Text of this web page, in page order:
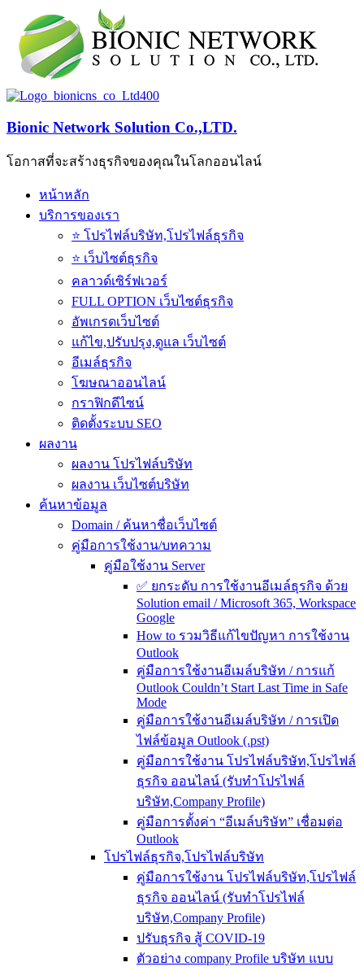
Bionic Network Solution Co.,LTD.
โอกาสที่จะสร้างธุรกิจของคุณในโลกออนไลน์
หน้าหลัก
บริการของเรา
⭐️ โปรไฟล์บริษัท,โปรไฟล์ธุรกิจ
⭐️ เว็บไซต์ธุรกิจ
คลาวด์เซิร์ฟเวอร์
FULL OPTION เว็บไซต์ธุรกิจ
อัพเกรดเว็บไซต์
แก้ไข,ปรับปรุง,ดูแล เว็บไซต์
อีเมล์ธุรกิจ
โฆษณาออนไลน์
กราฟิกดีไซน์
ติดตั้งระบบ SEO
ผลงาน
ผลงาน โปรไฟล์บริษัท
ผลงาน เว็บไซต์บริษัท
ค้นหาข้อมูล
Domain / ค้นหาชื่อเว็บไซต์
คู่มือการใช้งาน/บทความ
คู่มือใช้งาน Server
✅ ยกระดับ การใช้งานอีเมล์ธุรกิจ ด้วย
Solution email / Microsoft 365, Workspace
Google
How to รวมวิธีแก้ไขปัญหา การใช้งาน
Outlook
คู่มือการใช้งานอีเมล์บริษัท / การแก้
Outlook Couldn’t Start Last Time in Safe
Mode
คู่มือการใช้งานอีเมล์บริษัท / การเปิด
ไฟล์ข้อมูล Outlook (.pst)
คู่มือการใช้งาน โปรไฟล์บริษัท,โปรไฟล์
ธุรกิจ ออนไลน์ (รับทำโปรไฟล์
บริษัท,Company Profile)
คู่มือการตั้งค่า “อีเมล์บริษัท” เชื่อมต่อ
Outlook
โปรไฟล์ธุรกิจ,โปรไฟล์บริษัท
คู่มือการใช้งาน โปรไฟล์บริษัท,โปรไฟล์
ธุรกิจ ออนไลน์ (รับทำโปรไฟล์
บริษัท,Company Profile)
ปรับธุรกิจ สู้ COVID-19
ตัวอย่าง company Profile บริษัท แบบ